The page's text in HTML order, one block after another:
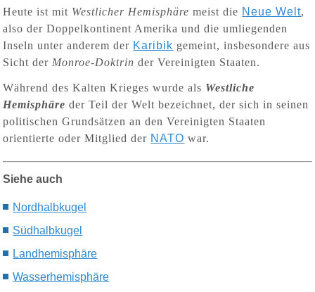
Heute ist mit Westlicher Hemisphäre meist die Neue Welt,
also der Doppelkontinent Amerika und die umliegenden
Inseln unter anderem der Karibik gemeint, insbesondere aus
Sicht der Monroe-Doktrin der Vereinigten Staaten.
Während des Kalten Krieges wurde als Westliche
Hemisphäre der Teil der Welt bezeichnet, der sich in seinen
politischen Grundsätzen an den Vereinigten Staaten
orientierte oder Mitglied der NATO war.
Siehe auch
Nordhalbkugel
Südhalbkugel
Landhemisphäre
Wasserhemisphäre